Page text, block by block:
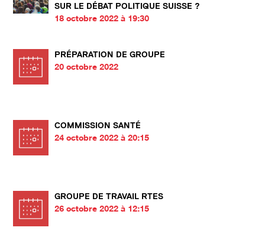
SUR LE DÉBAT POLITIQUE SUISSE ?
18 octobre 2022 à 19:30
PRÉPARATION DE GROUPE
20 octobre 2022
COMMISSION SANTÉ
24 octobre 2022 à 20:15
GROUPE DE TRAVAIL RTES
26 octobre 2022 à 12:15